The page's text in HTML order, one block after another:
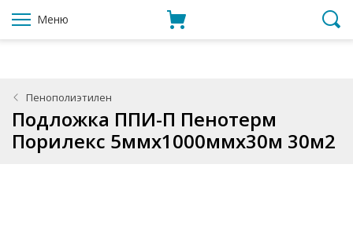
Меню
Пенополиэтилен
Подложка ППИ-П Пенотерм
Порилекс 5ммx1000ммx30м 30м2